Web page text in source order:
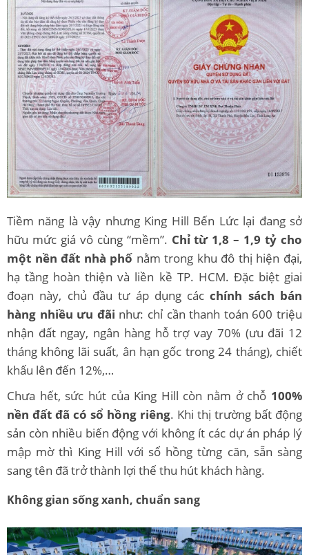
Tiềm năng là vậy nhưng King Hill Bến Lức lại đang sở
hữu mức giá vô cùng “mềm”. Chỉ từ 1,8 – 1,9 tỷ cho
một nền đất nhà phố nằm trong khu đô thị hiện đại,
hạ tầng hoàn thiện và liền kề TP. HCM. Đặc biệt giai
đoạn này, chủ đầu tư áp dụng cácchính sách bán
hàng nhiều ưu đãi như: chỉ cần thanh toán 600 triệu
nhận đất ngay, ngân hàng hỗ trợ vay 70% (ưu đãi 12
tháng không lãi suất, ân hạn gốc trong 24 tháng), chiết
khấu lên đến 12%,…
Chưa hết, sức hút của King Hill còn nằm ở chỗ 100%
nền đất đã có sổ hồng riêng. Khi thị trường bất động
sản còn nhiều biến động với không ít các dự án pháp lý
mập mờ thì King Hill với sổ hồng từng căn, sẵn sàng
sang tên đã trở thành lợi thế thu hút khách hàng.
Không gian sống xanh, chuẩn sang